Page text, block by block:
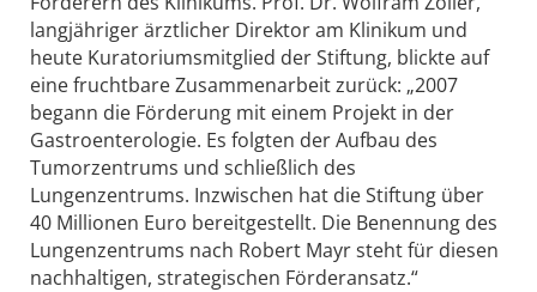
langjähriger ärztlicher Direktor am Klinikum und
heute Kuratoriumsmitglied der Stiftung, blickte auf
eine fruchtbare Zusammenarbeit zurück: „2007
begann die Förderung mit einem Projekt in der
Gastroenterologie. Es folgten der Aufbau des
Tumorzentrums und schließlich des
Lungenzentrums. Inzwischen hat die Stiftung über
40 Millionen Euro bereitgestellt. Die Benennung des
Lungenzentrums nach Robert Mayr steht für diesen
nachhaltigen, strategischen Förderansatz.“